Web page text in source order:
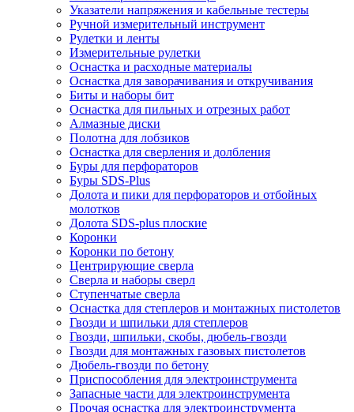
Указатели напряжения и кабельные тестеры
Ручной измерительный инструмент
Рулетки и ленты
Измерительные рулетки
Оснастка и расходные материалы
Оснастка для заворачивания и откручивания
Биты и наборы бит
Оснастка для пильных и отрезных работ
Алмазные диски
Полотна для лобзиков
Оснастка для сверления и долбления
Буры для перфораторов
Буры SDS-Plus
Долота и пики для перфораторов и отбойных
молотков
Долота SDS-plus плоские
Коронки
Коронки по бетону
Центрирующие сверла
Сверла и наборы сверл
Ступенчатые сверла
Оснастка для степлеров и монтажных пистолетов
Гвозди и шпильки для степлеров
Гвозди, шпильки, скобы, дюбель-гвозди
Гвозди для монтажных газовых пистолетов
Дюбель-гвозди по бетону
Приспособления для электроинструмента
Запасные части для электроинструмента
Прочая оснастка для электроинструмента